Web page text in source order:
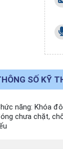
SỐ KỸ
năng: Khóa
chưa chặt,